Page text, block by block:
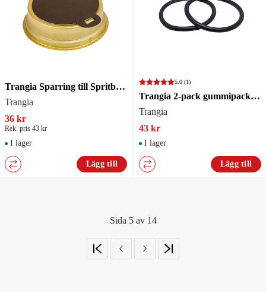
Trangia Sparring till Spritbrännare
Trangia
36 kr
Rek. pris 43 kr
I lager
Lägg till
5.0 (1)
Trangia 2-pack gummipackningar till spritbrännare
Trangia
43 kr
I lager
Lägg till
Sida 5 av 14